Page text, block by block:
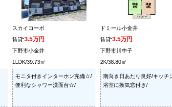
スカイコーポ
賃貸:3.5万円
下野市小金井
1LDK/39.73㎡
モニタ付きインターホン完備☆/
便利なシャワー洗面台☆/
ドミール小金井
賃貸:3.5万円
下野市川中子
2K/38.80㎡
南向き日あたり良好/キッチ
浴室に換気窓付き/